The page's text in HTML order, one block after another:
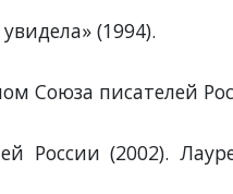
(1994).
Союза писателей
России (2002).